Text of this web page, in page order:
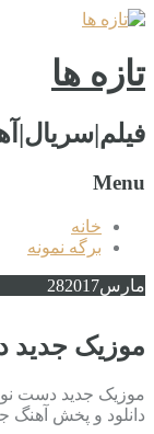
تازه ها
Menu
خانه
برگه نمونه
مارس 282017
موزیک جدید
موزیک جدید دست
دانلود و پخش آهنگ